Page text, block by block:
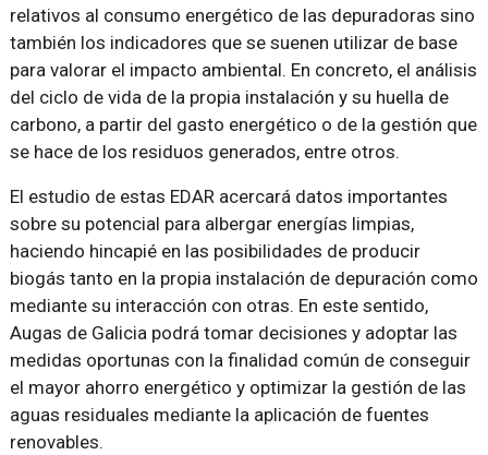
relativos al consumo energético de las depuradoras sino
también los indicadores que se suenen utilizar de base
para valorar el impacto ambiental. En concreto, el análisis
del ciclo de vida de la propia instalación y su huella de
carbono, a partir del gasto energético o de la gestión que
se hace de los residuos generados, entre otros.
El estudio de estas EDAR acercará datos importantes
sobre su potencial para albergar energías limpias,
haciendo hincapié en las posibilidades de producir
biogás tanto en la propia instalación de depuración como
mediante su interacción con otras. En este sentido,
Augas de Galicia podrá tomar decisiones y adoptar las
medidas oportunas con la finalidad común de conseguir
el mayor ahorro energético y optimizar la gestión de las
aguas residuales mediante la aplicación de fuentes
renovables.